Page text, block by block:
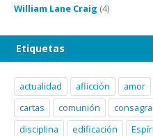
William Lane Craig (4)
Etiquetas
actualidad aflicción amor
cartas
comunión
disciplina
edificación